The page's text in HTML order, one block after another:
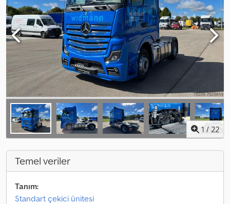
1 / 22
Temel veriler
Tanım:
Standart çekici ünitesi